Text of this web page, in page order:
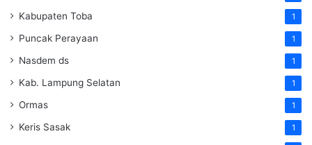
Kabupaten Toba 1
Puncak Perayaan 1
Nasdem ds 1
Kab. Lampung Selatan 1
Ormas 1
Keris Sasak 1